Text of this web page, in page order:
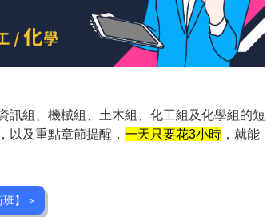
訊組、機械組、土木組、化工組及化學組的短
以及重點章節提醒， 一天只要花3小時 ，就能
】＞